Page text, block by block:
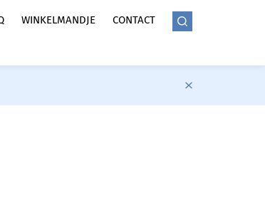
WINKELMANDJE CONTACT